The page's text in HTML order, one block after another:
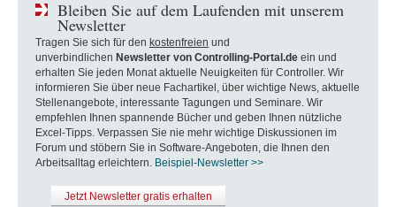
Bleiben Sie auf dem Laufenden mit unserem
Newsletter
Tragen Sie sich für den kostenfreien und
unverbindlichen Newsletter von Controlling-Portal.de ein und
erhalten Sie jeden Monat aktuelle Neuigkeiten für Controller. Wir
informieren Sie über neue Fachartikel, über wichtige News, aktuelle
Stellenangebote, interessante Tagungen und Seminare. Wir
empfehlen Ihnen spannende Bücher und geben Ihnen nützliche
Excel-Tipps. Verpassen Sie nie mehr wichtige Diskussionen im
Forum und stöbern Sie in Software-Angeboten, die Ihnen den
Arbeitsalltag erleichtern. Beispiel-Newsletter >>
Jetzt Newsletter gratis erhalten